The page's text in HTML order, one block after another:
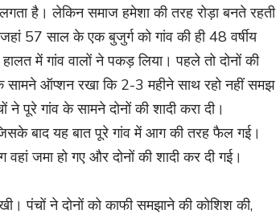
है। लेकिन समाज हमेशा की तरह रोड़ा बनते रहती
57 साल के एक बुजुर्ग को गांव की ही 48 वर्षीय
में गांव वालों ने पकड़ लिया। पहले तो दोनों की
सामने ऑप्शन रखा कि 2-3 महीने साथ रहो नहीं समझ
पूरे गांव के सामने दोनों की शादी करा दी।
बाद यह बात पूरे गांव में आग की तरह फैल गई।
जमा हो गए और दोनों की शादी कर दी गई।
पंचों ने दोनों को काफी समझाने की कोशिश की,